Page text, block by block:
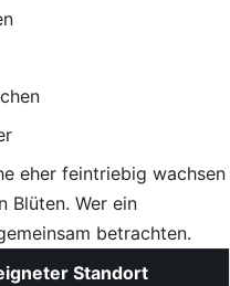
eher feintriebig wachsen
Blüten. Wer ein
betrachten.
Standort